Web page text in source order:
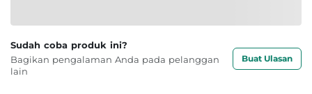
Sudah coba produk ini?
Bagikan pengalaman Anda pada pelanggan
lain
Buat Ulasan